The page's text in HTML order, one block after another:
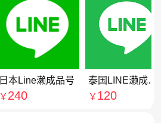
日本Line濑成品号
￥ 240
泰国LINE濑成品账号
￥ 120